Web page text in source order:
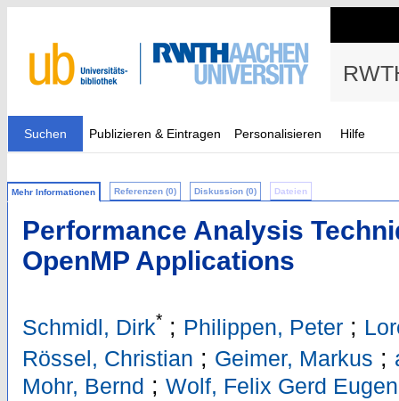
Suchen Publizieren & Eintragen Personalisieren Hilfe
Mehr Informationen Referenzen (0) Diskussion (0) Dateien
Performance Analysis
OpenMP Applications
Schmidl, Dirk* ; Philippen, Peter ;
Rössel, Christian ; Geimer, Markus ;
Mohr, Bernd ; Wolf, Felix Gerd Eugen